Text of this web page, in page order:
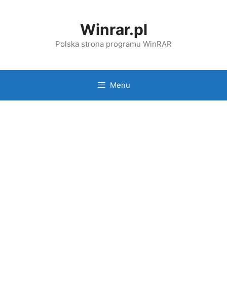
Winrar.pl
Polska strona programu WinRAR
Menu